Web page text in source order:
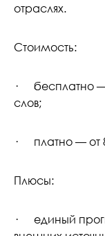
отраслях.
Стоимость:
· бесплатно —
слов;
· платно — от
Плюсы:
· единый